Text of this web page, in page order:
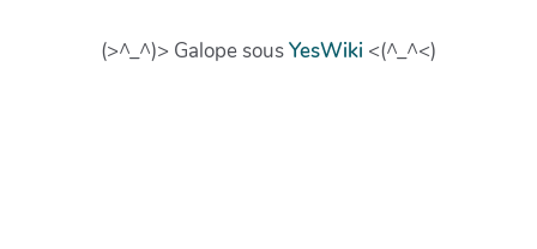
(>^_^)> Galope sousYesWiki <(^_^<)